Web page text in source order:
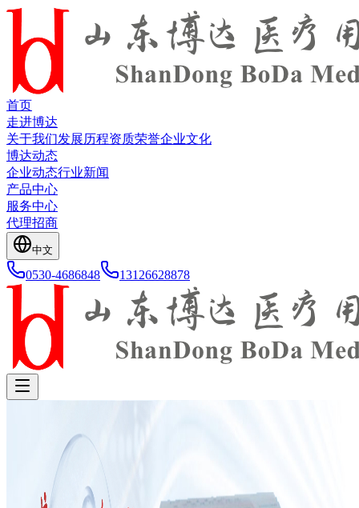
首页
走进博达
关于我们发展历程资质荣誉企业文化
博达动态
企业动态行业新闻
产品中心
服务中心
代理招商
中文
0530-4686848 13126628878